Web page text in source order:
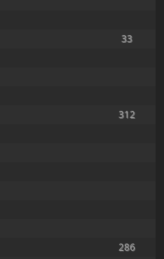
33
312
286